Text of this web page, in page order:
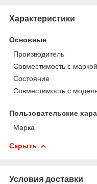
Характеристики
Основные
Производитель
Совместимость с маркой
Состояние
Совместимость с
Пользовательские
Марка
Скрыть
Условия доставки